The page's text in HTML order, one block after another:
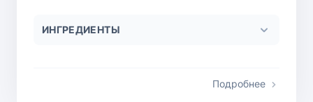
ИНГРЕДИЕНТЫ
Подробнее